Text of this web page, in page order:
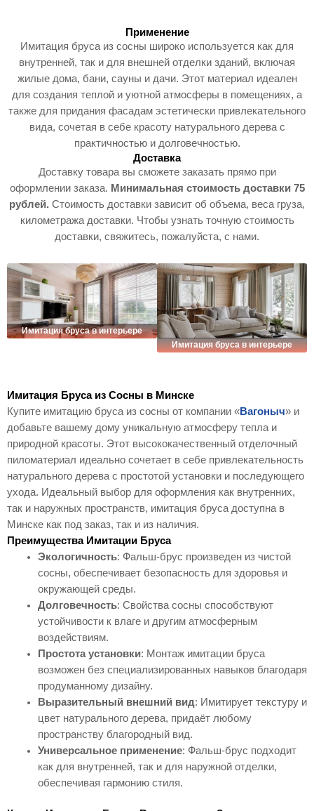
Применение
Имитация бруса из сосны широко используется как для
внутренней, так и для внешней отделки зданий, включая
жилые дома, бани, сауны и дачи. Этот материал идеален
для создания теплой и уютной атмосферы в помещениях, а
также для придания фасадам эстетически привлекательного
вида, сочетая в себе красоту натурального дерева с
практичностью и долговечностью.
Доставка
Доставку товара вы сможете заказать прямо при
оформлении заказа. Минимальная стоимость доставки 75
рублей. Стоимость доставки зависит об объема, веса груза,
километража доставки. Чтобы узнать точную стоимость
доставки, свяжитесь, пожалуйста, с нами.
Имитация бруса в интерьере
Имитация бруса в интерьере
Имитация Бруса из Сосны в Минске
Купите имитацию бруса из сосны от компании «Вагоныч» и
добавьте вашему дому уникальную атмосферу тепла и
природной красоты. Этот высококачественный отделочный
пиломатериал идеально сочетает в себе привлекательность
натурального дерева с простотой установки и последующего
ухода. Идеальный выбор для оформления как внутренних,
так и наружных пространств, имитация бруса доступна в
Минске как под заказ, так и из наличия.
Преимущества Имитации Бруса
Экологичность: Фальш-брус произведен из чистой
сосны, обеспечивает безопасность для здоровья и
окружающей среды.
Долговечность: Свойства сосны способствуют
устойчивости к влаге и другим атмосферным
воздействиям.
Простота установки: Монтаж имитации бруса
возможен без специализированных навыков благодаря
продуманному дизайну.
Выразительный внешний вид: Имитирует текстуру и
цвет натурального дерева, придаёт любому
пространству благородный вид.
Универсальное применение: Фальш-брус подходит
как для внутренней, так и для наружной отделки,
обеспечивая гармонию стиля.